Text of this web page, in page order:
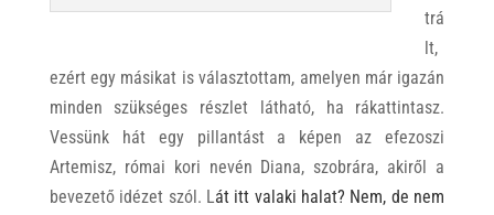
trá
lt,
ezért egy másikat is választottam, amelyen már igazán
minden szükséges részlet látható, ha rákattintasz.
Vessünk hát egy pillantást a képen az efezoszi
Artemisz, római kori nevén Diana, szobrára, akiről a
bevezető idézet szól. Lát itt valaki halat? Nem, de nem